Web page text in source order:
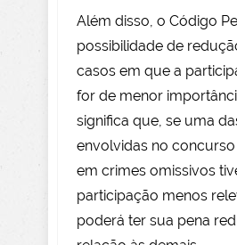
Além disso, o Código
possibilidade de
casos em que a
for de menor
significa que, se uma
envolvidas no
em crimes omissivos
participação menos
poderá ter sua pena